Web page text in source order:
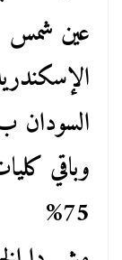
عين شمس
السودان ب 70%
وباقي
75%